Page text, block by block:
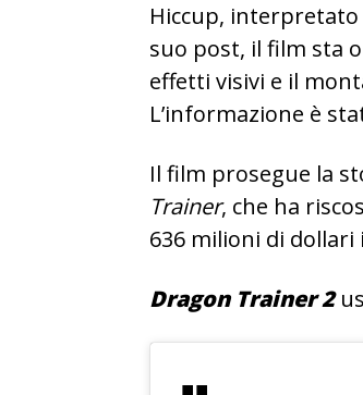
Hiccup, interpretato
suo post, il film sta
effetti visivi e il
L’informazione è
Il film prosegue la
Trainer, che ha
636 milioni di
Dragon Trainer 2